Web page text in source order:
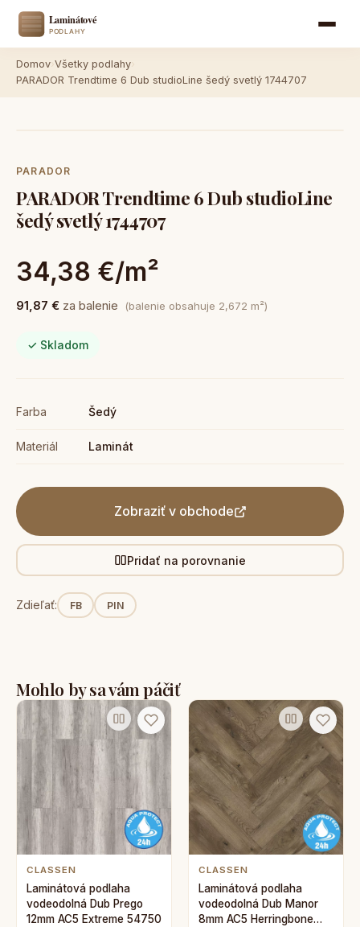
Domov Všetky podlahy
PARADOR Trendtime 6 Dub studioLine šedý svetlý 1744707
PARADOR
PARADOR Trendtime 6 Dub studioLine
šedý svetlý 1744707
34,38 €/m²
91,87 € za balenie (balenie obsahuje 2,672 m²)
✓ Skladom
Farba Šedý
Materiál Laminát
Zobraziť v obchode
Pridať na porovnanie
Zdieľať: FB PIN
Mohlo by sa vám páčiť
CLASSEN
Laminátová podlaha
vodeodolná Dub Prego
12mm AC5 Extreme 54750
CLASSEN
Laminátová podlaha
vodeodolná Dub Manor
8mm AC5 Herringbone